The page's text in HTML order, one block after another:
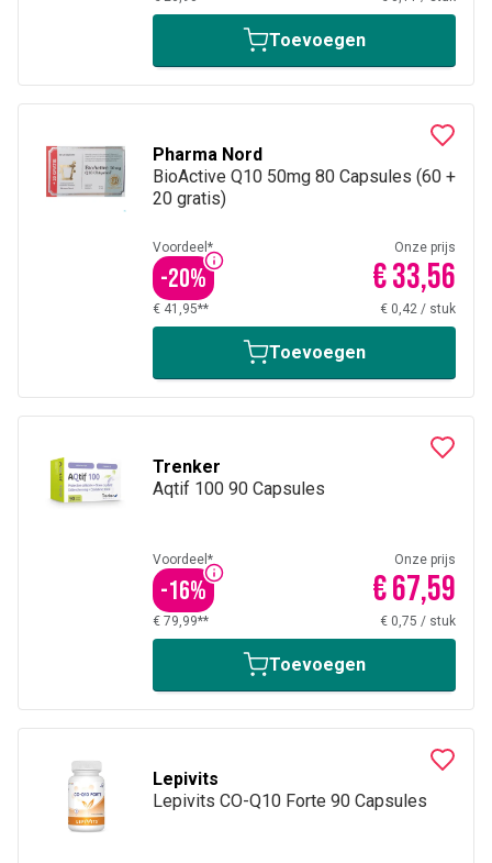
Toevoegen
Pharma Nord
BioActive Q10 50mg 80 Capsules (60 +
20 gratis)
Voordeel*
-20%
Onze prijs
€ 33,56
€ 41,95** € 0,42 / stuk
Toevoegen
Trenker
Aqtif 100 90 Capsules
Voordeel*
-16%
Onze prijs
€ 67,59
€ 79,99** € 0,75 / stuk
Toevoegen
Lepivits
Lepivits CO-Q10 Forte 90 Capsules